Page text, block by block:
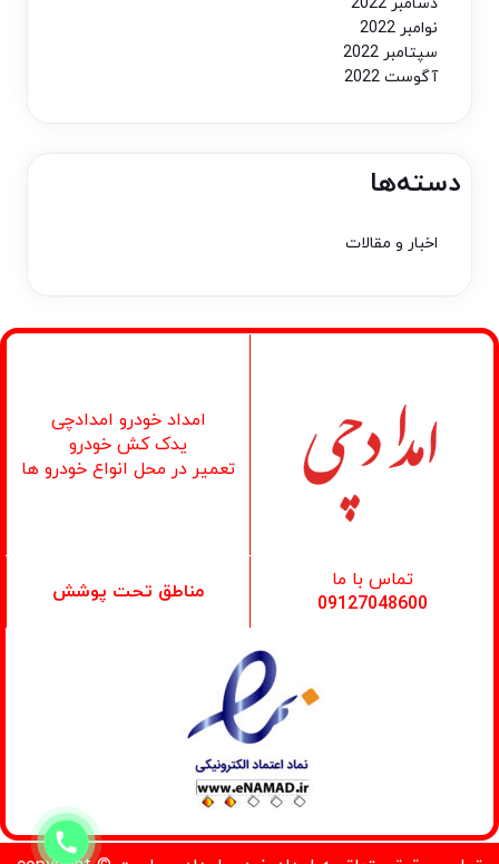
نوامبر 2022
سپتامبر 2022
آگوست 2022
دسته‌ها
اخبار و مقالات
امداد خودرو امدادچی
یدک کش خودرو
تعمیر در محل انواع خودرو ها
تماس با ما
09127048600
مناطق تحت پوشش